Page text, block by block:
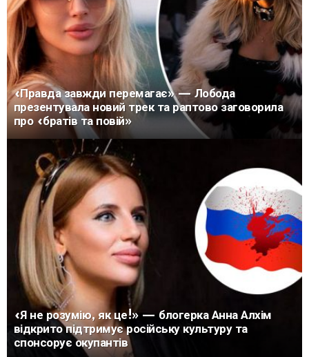
«Правда завжди перемагає» — Лобода
презентувала новий трек та раптово заговорила
про «братів та повій»
«Я не розумію, як це!» — блогерка Анна Алхім
відкрито підтримує російську культуру та
спонсорує окупантів